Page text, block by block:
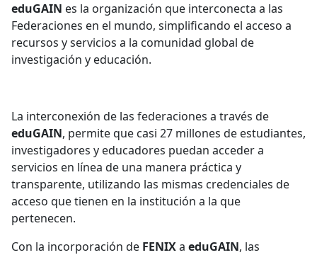
eduGAIN es la organización que interconecta a las
Federaciones en el mundo, simplificando el acceso a
recursos y servicios a la comunidad global de
investigación y educación.
La interconexión de las federaciones a través de
eduGAIN, permite que casi 27 millones de estudiantes,
investigadores y educadores puedan acceder a
servicios en línea de una manera práctica y
transparente, utilizando las mismas credenciales de
acceso que tienen en la institución a la que
pertenecen.
Con la incorporación de FENIXa eduGAIN, las